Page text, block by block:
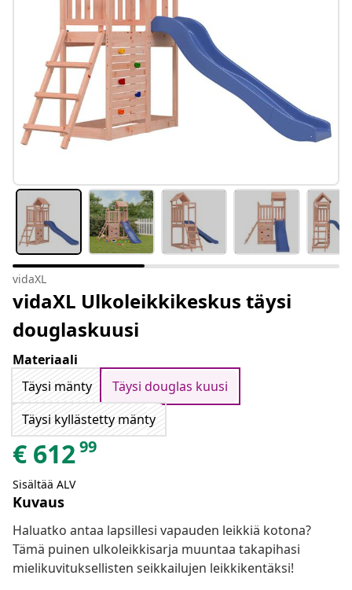
vidaXL
vidaXL Ulkoleikkikeskus täysi
douglaskuusi
Materiaali
Täysi mänty
Täysi douglas kuusi
Täysi kyllästetty mänty
€ 61299
Sisältää ALV
Kuvaus
Haluatko antaa lapsillesi vapauden leikkiä kotona?
Tämä puinen ulkoleikkisarja muuntaa takapihasi
mielikuvituksellisten seikkailujen leikkikentäksi!